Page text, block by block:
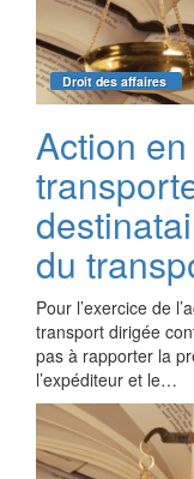
Droit des affaires
Action
du
Pour l’exercice de
transport dirigée
pas à rapporter la
l’expéditeur et le…